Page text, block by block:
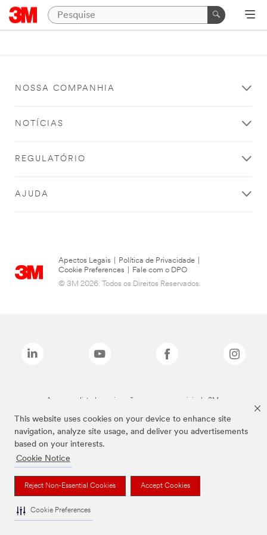
This website uses cookies on your device to enhance site
navigation, analyze site usage, and deliver you advertisements
based on your interests.
Cookie Notice
Reject Non-Essential Cookies Accept Cookies
Cookie Preferences
NOSSA COMPANHIA
NOTÍCIAS
REGULATÓRIO
AJUDA
Apectos Legais Política de Privacidade
Cookie Preferences
Fale com o DPO
© 3M 2026. Todos os Direitos Reservados.
As marcas listadas a cima são marcas comerciais da 3M.